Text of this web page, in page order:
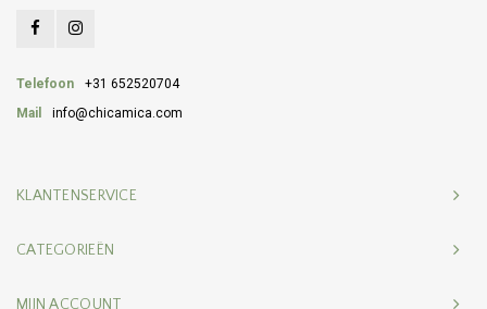
Telefoon
+31 652520704
Mail
info@chicamica.com
KLANTENSERVICE
CATEGORIEËN
MIJN ACCOUNT